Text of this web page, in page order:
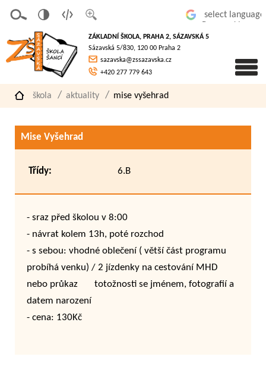
písmo
á
verze
pro
slaboz
raké
ZÁKLADNÍ ŠKOLA, PRAHA 2, SÁZAVSKÁ 5
Sázavská 5/830, 120 00 Praha 2
sazavska@zssazavska.cz
+420 277 779 643
škola aktuality mise vyšehrad
Mise Vyšehrad
Třídy: 6.B
- sraz před školou v 8:00
- návrat kolem 13h, poté rozchod
- s sebou: vhodné oblečení ( větší část programu
probíhá venku) / 2 jízdenky na cestování MHD
nebo průkaz totožnosti se jménem, fotografií a
datem narození
- cena: 130Kč